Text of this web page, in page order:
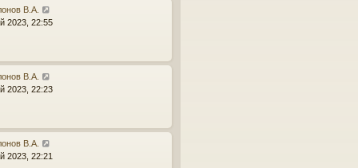
В.А.
2023, 22:55
В.А.
2023, 22:23
В.А.
2023, 22:21